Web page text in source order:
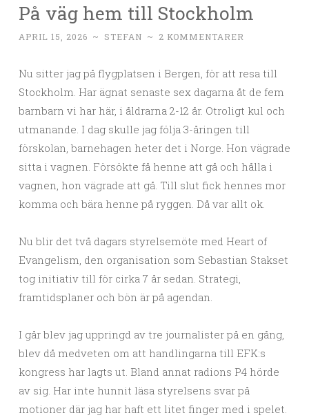
På väg hem till Stockholm
APRIL 15, 2026 ~ STEFAN ~ 2 KOMMENTARER
Nu sitter jag på flygplatsen i Bergen, för att resa till
Stockholm. Har ägnat senaste sex dagarna åt de fem
barnbarn vi har här, i åldrarna 2-12 år. Otroligt kul och
utmanande. I dag skulle jag följa 3-åringen till
förskolan, barnehagen heter det i Norge. Hon vägrade
sitta i vagnen. Försökte få henne att gå och hålla i
vagnen, hon vägrade att gå. Till slut fick hennes mor
komma och bära henne på ryggen. Då var allt ok.
Nu blir det två dagars styrelsemöte med Heart of
Evangelism, den organisation som Sebastian Stakset
tog initiativ till för cirka 7 år sedan. Strategi,
framtidsplaner och bön är på agendan.
I går blev jag uppringd av tre journalister på en gång,
blev då medveten om att handlingarna till EFK:s
kongress har lagts ut. Bland annat radions P4 hörde
av sig. Har inte hunnit läsa styrelsens svar på
motioner där jag har haft ett litet finger med i spelet.